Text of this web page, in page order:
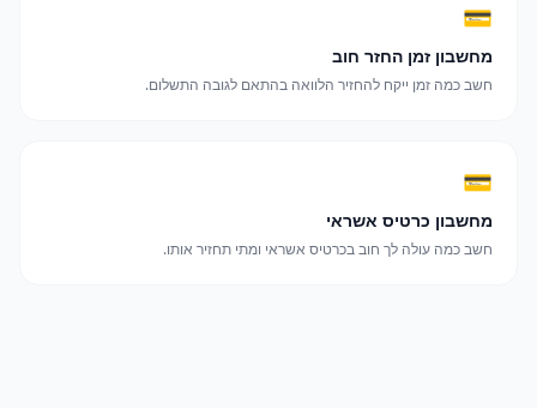
💳
מחשבון זמן החזר חוב
חשב כמה זמן ייקח להחזיר הלוואה בהתאם לגובה התשלום.
💳
מחשבון כרטיס אשראי
חשב כמה עולה לך חוב בכרטיס אשראי ומתי תחזיר אותו.